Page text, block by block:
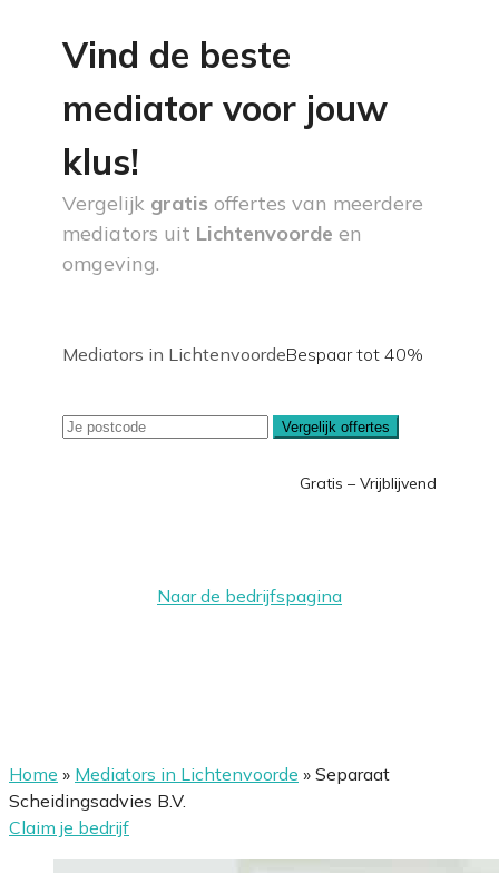
Vind de beste
mediator voor jouw
klus!
Vergelijk gratis offertes van meerdere
mediators uit Lichtenvoorde en
omgeving.
Mediators in LichtenvoordeBespaar tot 40%
Vergelijk offertes
Gratis – Vrijblijvend
Naar de bedrijfspagina
Home » Mediators in Lichtenvoorde » Separaat
Scheidingsadvies B.V.
Claim je bedrijf